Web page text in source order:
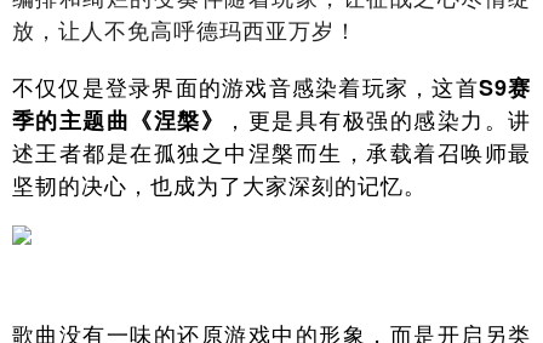
放，让人不免高呼德玛西亚万岁！
不仅仅是登录界面的游戏音感染着玩家，这首S9赛
季的主题曲《涅槃》
，更是具有极强的感染力。讲
述王者都是在孤独之中涅槃而生，承载着召唤师最
坚韧的决心，也成为了大家深刻的记忆。
歌曲没有一味的还原游戏中的形象，而是开启另类